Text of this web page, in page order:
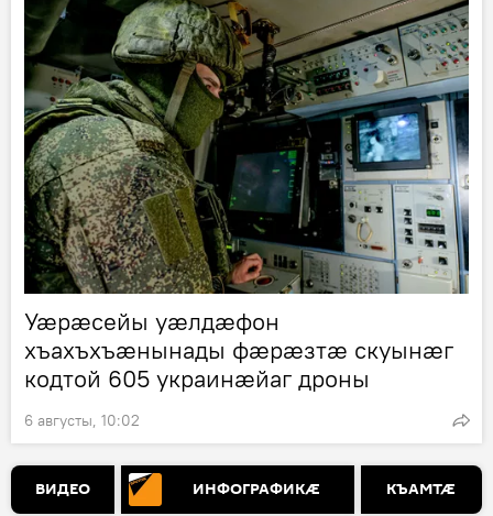
Уӕрӕсейы уӕлдӕфон
хъахъхъӕнынады фӕрӕзтӕ скуынӕг
кодтой 605 украинӕйаг дроны
6 августы, 10:02
ВИДЕО ИНФОГРАФИКӔ КЪАМТӔ